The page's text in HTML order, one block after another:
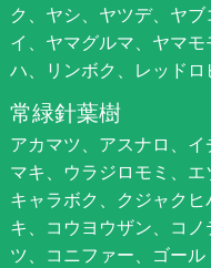
ク、ヤシ、ヤツデ、ヤ
イ、ヤマグルマ、ヤマ
ハ、リンボク、レッドロ
常緑針葉樹
アカマツ、アスナロ、
マキ、ウラジロモミ、エ
キャラボク、クジャク
キ、コウヨウザン、コ
ツ、コニファー、ゴー